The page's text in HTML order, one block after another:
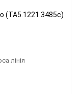
(ТА5.1221.3485с)
лінія